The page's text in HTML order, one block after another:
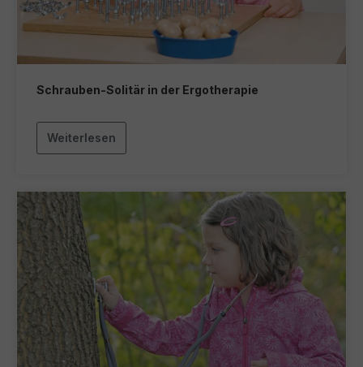
Schrauben-Solitär in der Ergotherapie
Weiterlesen